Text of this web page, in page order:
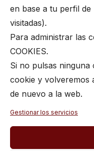
en base a tu perfil de
visitadas).
Para administrar las
COOKIES.
Si no pulsas
cookie y volveremos
de nuevo a la web.
Gestionar los servicios